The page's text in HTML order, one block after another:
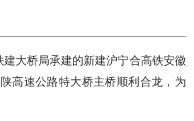
建大桥局承建的新建沪宁合高铁安徽
高速公路特大桥主桥顺利合龙，为